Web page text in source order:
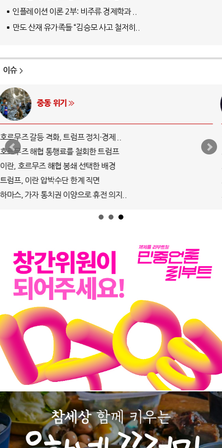
인플레이션 이론 2부: 비주류 경제학과 ..
만도 산재 유가족들 “김승모 사고 철저히..
이슈
AI와 인간
중국 AI, 저가 공세로 글로벌 토큰 시..
AI 국부펀드 구상 놓고 미국 진보진영 ..
AI 데이터센터 반대 투쟁은 새로운 글로..
AI의 숨은 환경 비용: 데이터센터 확산..
AI는 어떻게 미국 민주주의를 잠식하고 ..